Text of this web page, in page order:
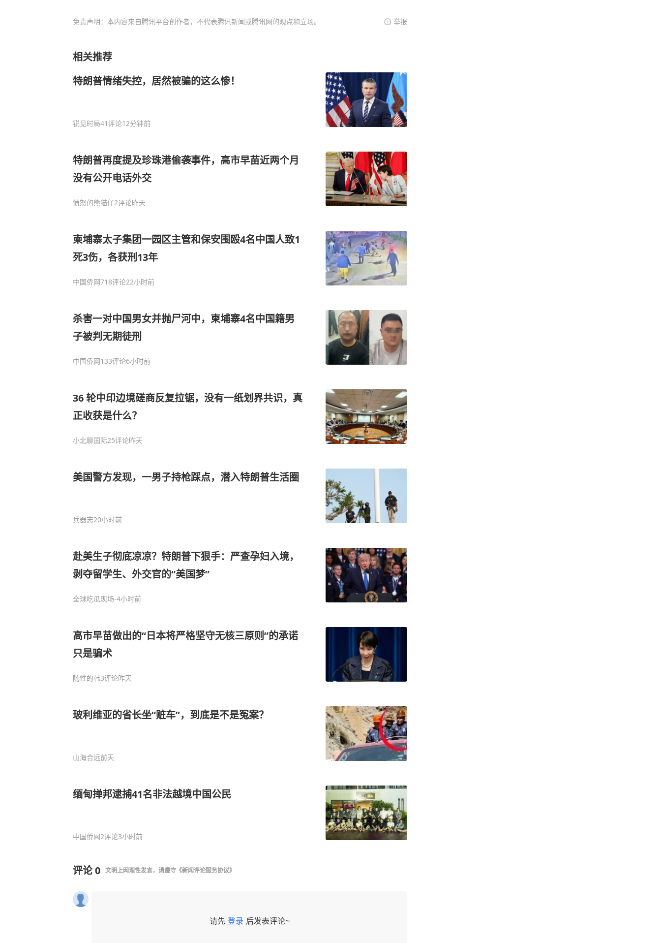
免责声明：本内容来自腾讯平台创作者，不代表腾讯新闻或腾讯网的观点和立场。 举报
相关推荐
特朗普情绪失控，居然被骗的这么惨！
锐见时局41评论12分钟前
特朗普再度提及珍珠港偷袭事件，高市早苗近两个月
没有公开电话外交
愤怒的熊猫仔2评论昨天
柬埔寨太子集团一园区主管和保安围殴4名中国人致1
死3伤，各获刑13年
中国侨网718评论22小时前
杀害一对中国男女并抛尸河中，柬埔寨4名中国籍男
子被判无期徒刑
中国侨网133评论6小时前
36 轮中印边境磋商反复拉锯，没有一纸划界共识，真
正收获是什么？
小北聊国际25评论昨天
美国警方发现，一男子持枪踩点，潜入特朗普生活圈
兵器志20小时前
赴美生子彻底凉凉？特朗普下狠手：严查孕妇入境，
剥夺留学生、外交官的“美国梦”
全球吃瓜现场-4小时前
高市早苗做出的“日本将严格坚守无核三原则”的承诺
只是骗术
随性的韩3评论昨天
玻利维亚的省长坐“赃车”，到底是不是冤案？
山海合远前天
缅甸掸邦逮捕41名非法越境中国公民
中国侨网2评论3小时前
评论0 文明上网理性发言，请遵守 《新闻评论服务协议》
请先 登录 后发表评论~